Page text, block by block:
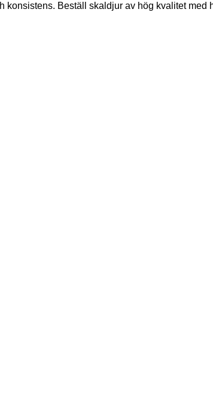
konsistens. Beställ skaldjur av hög kvalitet